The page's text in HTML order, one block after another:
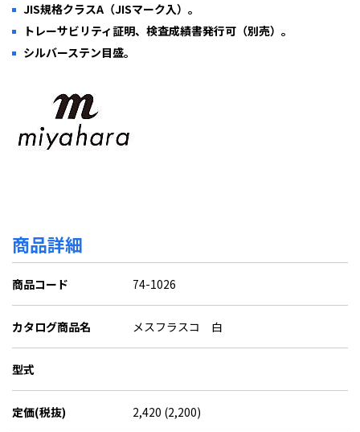
JIS規格クラスA（JISマーク入）。
トレーサビリティ証明、検査成績書発行可（別売）。
シルバーステン目盛。
商品詳細
商品コード 74-1026
カタログ商品名 メスフラスコ 白
型式
定価(税抜) 2,420 (2,200)